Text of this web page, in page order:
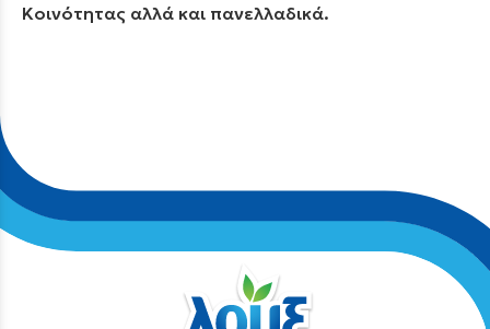
Κοινότητας αλλά και πανελλαδικά.